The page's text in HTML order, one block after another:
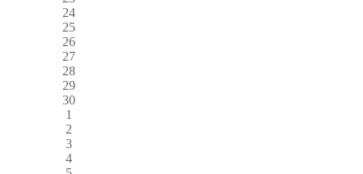
24
25
26
27
28
29
30
1
2
3
4